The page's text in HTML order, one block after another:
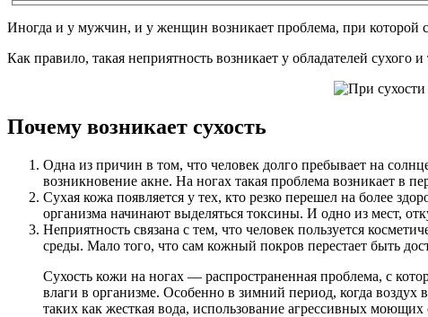
Иногда и у мужчин, и у женщин возникает проблема, при которой
Как правило, такая неприятность возникает у обладателей
Почему возникает сухость
Одна из причин в том, что человек долго пребывает на
возникновение акне. На ногах такая проблема возникает в
Сухая кожа появляется у тех, кто резко перешел на более
организма начинают выделяться токсины. И одно из мест,
Неприятность связана с тем, что человек пользуется
среды. Мало того, что сам кожный покров перестает быть
Сухость кожи на ногах — распространенная проблема, с
влаги в организме. Особенно в зимний период, когда
таких как жесткая вода, использование агрессивных моющих